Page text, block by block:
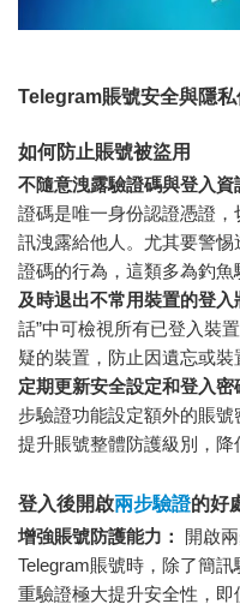
Telegram賬號安全與隱私
如何防止賬號被盜用
不隨意洩露驗證碼與登入資
證碼是唯一身份認證憑證
訊洩露給他人。尤其要警
證碼的行為，這類多為釣魚
及時退出不常用裝置的登入
話”中可檢視所有已登入裝
疑的裝置，防止因遺忘或裝
定期更新安全設定和登入密
步驗證功能設定額外的賬號
提升賬號整體防護級別，降
登入後開啟兩步驗證的好
增強賬號防護能力：
開啟
Telegram賬號時，除了簡
重驗證極大提升安全性，